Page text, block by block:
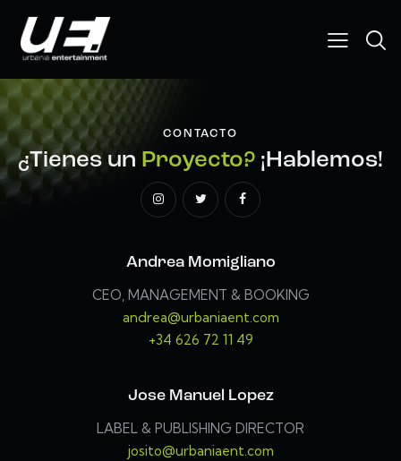
CONTACTO
¿Tienes un Proyecto? ¡Hablemos!
Andrea Momigliano
CEO, MANAGEMENT & BOOKING
andrea@urbaniaent.com
+34 626 72 11 49
Jose Manuel Lopez
LABEL & PUBLISHING DIRECTOR
josito@urbaniaent.com